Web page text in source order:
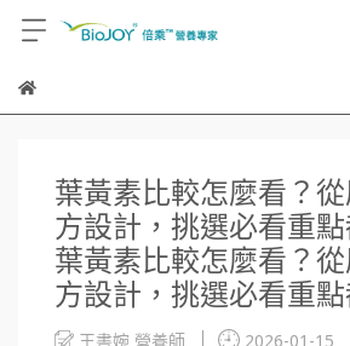
葉黃素比較怎麼看？
方設計，挑選必看重點
葉黃素比較怎麼看？
方設計，挑選必看重點
王書婉 營養師 2026-01-15